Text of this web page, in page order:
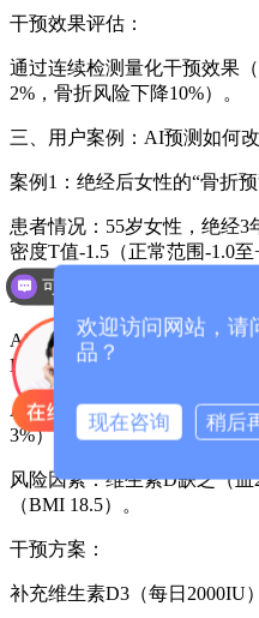
干预效果评估：
通过连续检测量化干预效果
2%，骨折风险下降10%）。
三、用户案例：AI预测如何
案例1：绝经后女性的“骨折
患者情况：55岁女性，绝经
密度T值-1.5（正常范围-1.0至
AI预测结果：
AI超声波骨密度检测仪检测
DXA未检测到）；
AI算法预测10年内髋部骨折
3%）；
风险因素：维生素D缺乏（
（BMI 18.5）。
干预方案：
补充维生素D3（每日2000IU
欢迎访问网站，请
品？
现在咨询 稍后